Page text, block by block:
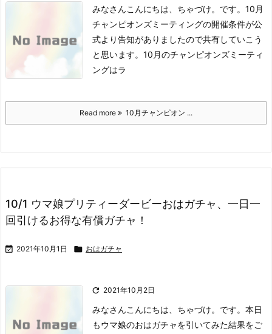
みなさんこんにちは、ちゃづけ。です。 10月
チャンピオンズミーティングの開催条件が公
式より告知がありましたので共有していこう
と思います。 10月のチャンピオンズミーティ
ングはラ
Read more 10月チャンピオン ...
10/1 ウマ娘プリティーダービーおはガチャ、一日一
回引けるお得な有償ガチャ！
 2021年10月1日  おはガチャ
 2021年10月2日
みなさんこんにちは、ちゃづけ。です。 本日
もウマ娘のおはガチャを引いてみた結果をご